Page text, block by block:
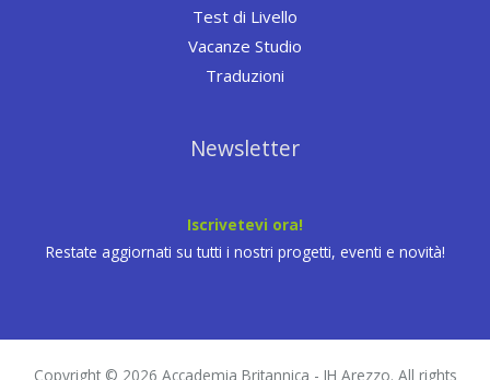
Test di Livello
Vacanze Studio
Traduzioni
Newsletter
Iscrivetevi ora!
Restate aggiornati su tutti i nostri progetti, eventi e novità!
Copyright © 2026 Accademia Britannica - IH Arezzo. All rights